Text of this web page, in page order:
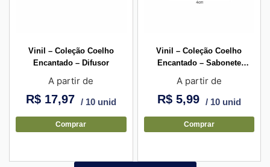
Vinil – Coleção Coelho
Encantado – Difusor
A partir de
R$17,97 / 10 unid
Comprar
Vinil – Coleção Coelho
Encantado – Sabonete
A partir de
R$5,99 / 10 unid
Comprar